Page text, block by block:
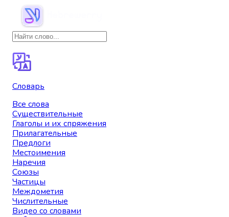
Словарь
Все слова
Существительные
Глаголы и их спряжения
Прилагательные
Предлоги
Местоимения
Наречия
Союзы
Частицы
Междометия
Числительные
Видео со словами